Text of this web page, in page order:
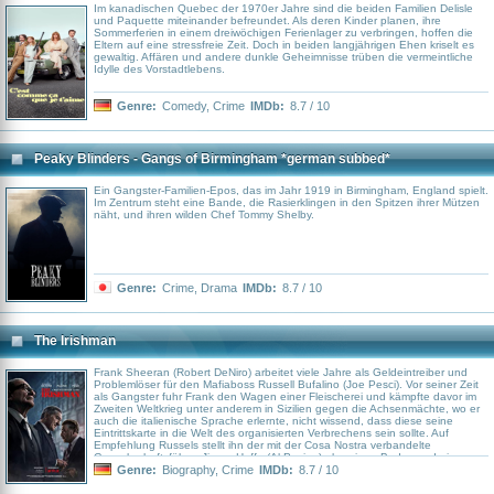
Im kanadischen Quebec der 1970er Jahre sind die beiden Familien Delisle
und Paquette miteinander befreundet. Als deren Kinder planen, ihre
Sommerferien in einem dreiwöchigen Ferienlager zu verbringen, hoffen die
Eltern auf eine stressfreie Zeit. Doch in beiden langjährigen Ehen kriselt es
gewaltig. Affären und andere dunkle Geheimnisse trüben die vermeintliche
Idylle des Vorstadtlebens.
Genre: Comedy, Crime IMDb: 8.7 / 10
Peaky Blinders - Gangs of Birmingham *german subbed*
Ein Gangster-Familien-Epos, das im Jahr 1919 in Birmingham, England spielt.
Im Zentrum steht eine Bande, die Rasierklingen in den Spitzen ihrer Mützen
näht, und ihren wilden Chef Tommy Shelby.
Genre: Crime Drama IMDb: 8.7 / 10
The Irishman
Frank Sheeran (Robert DeNiro) arbeitet viele Jahre als Geldeintreiber und
Problemlöser für den Mafiaboss Russell Bufalino (Joe Pesci). Vor seiner Zeit
als Gangster fuhr Frank den Wagen einer Fleischerei und kämpfte davor im
Zweiten Weltkrieg unter anderem in Sizilien gegen die Achsenmächte, wo er
auch die italienische Sprache erlernte, nicht wissend, dass diese seine
Eintrittskarte in die Welt des organisierten Verbrechens sein sollte. Auf
Empfehlung Russels stellt ihn der mit der Cosa Nostra verbandelte
Gewerkschaftsführer Jimmy Hoffa (Al Pacino) als seinen Bodyguard ein.
Zwischen den beiden Männern entwickelt sich erst Respekt, dann eine enge
Genre: Biography, Crime IMDb: 8.7 / 10